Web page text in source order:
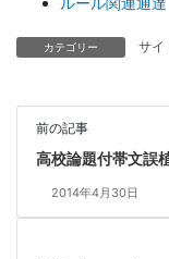
カテゴリー サイ
前の記事
高校論題付帯文誤
2014年4月30日